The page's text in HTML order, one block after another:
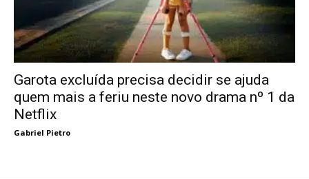
Garota excluída precisa decidir se ajuda
quem mais a feriu neste novo drama nº 1 da
Netflix
Gabriel Pietro